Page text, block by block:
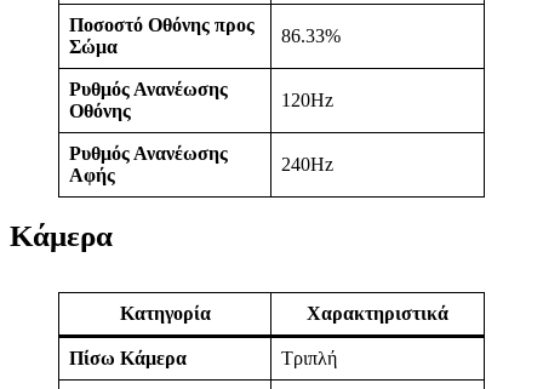
Ποσοστό Οθόνης προς
Σώμα
86.33%
Ρυθμός Ανανέωσης
Οθόνης
120Hz
Ρυθμός Ανανέωσης
Αφής
240Hz
Κάμερα
Κατηγορία Χαρακτηριστικά
Πίσω Κάμερα Τριπλή